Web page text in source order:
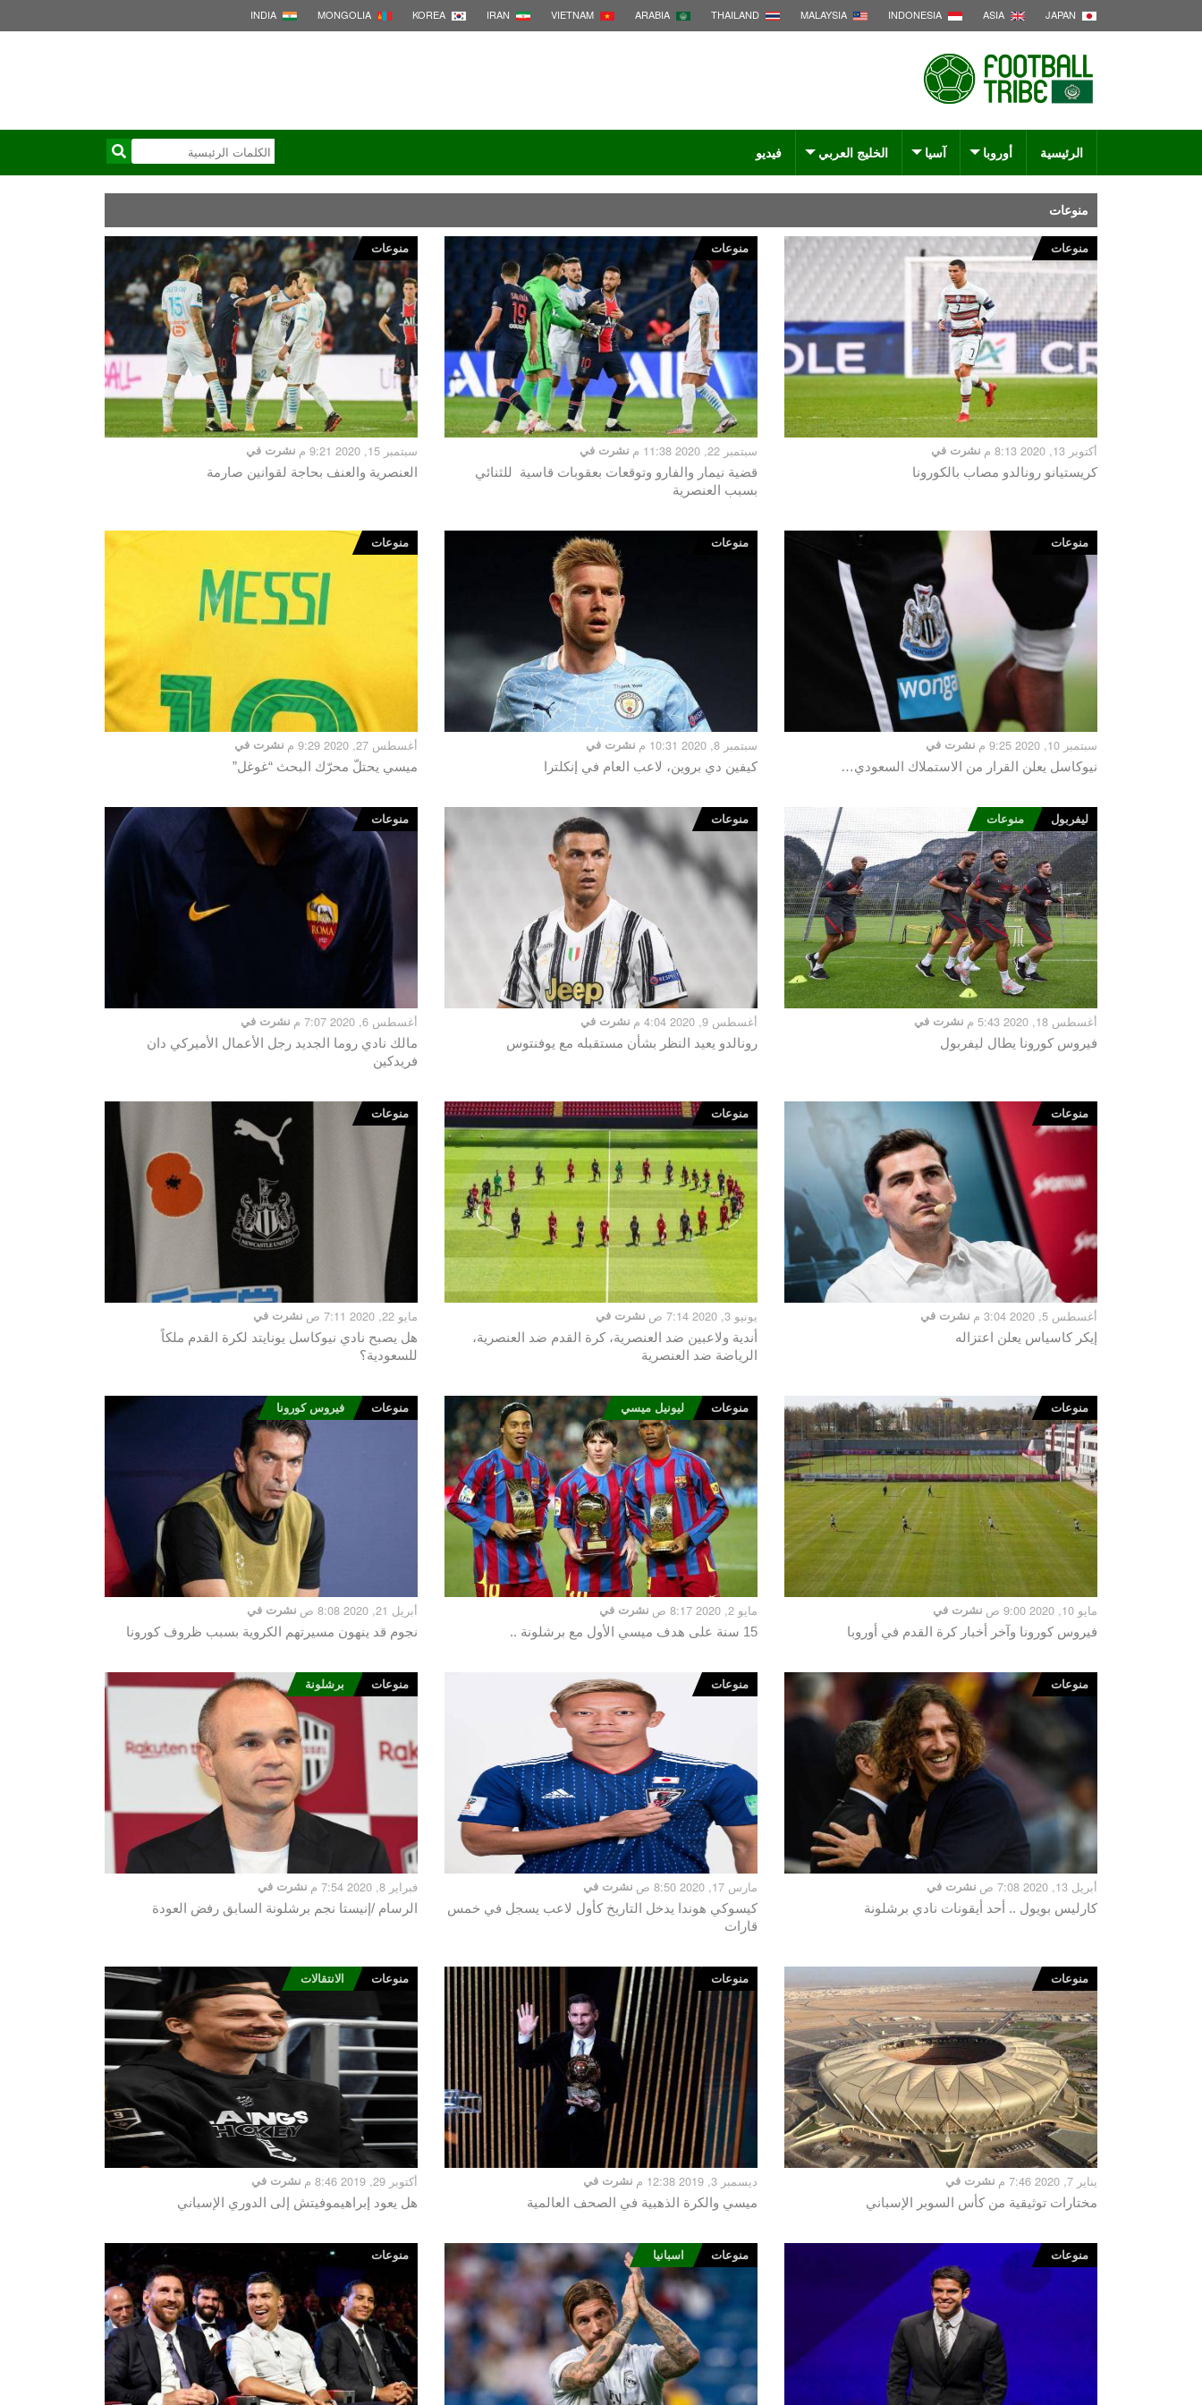
JAPAN
ASIA
INDONESIA
MALAYSIA
THAILAND
ARABIA
VIETNAM
IRAN
KOREA
MONGOLIA
INDIA
الرئيسية أوروبا آسيا الخليج العربي فيديو
منوعات
منوعات
نشرت في أكتوبر 13, 2020 8:13 م
كريستيانو رونالدو مصاب بالكورونا
منوعات
نشرت في سبتمبر 22, 2020 11:38 م
قضية نيمار والفارو وتوقعات بعقوبات قاسية للثنائي
بسبب العنصرية
منوعات
نشرت في سبتمبر 15, 2020 9:21 م
العنصرية والعنف بحاجة لقوانين صارمة
منوعات
نشرت في سبتمبر 10, 2020 9:25 م
نيوكاسل يعلن القرار من الاستملاك السعودي…
منوعات
نشرت في سبتمبر 8, 2020 10:31 م
كيفين دي بروين، لاعب العام في إنكلترا
منوعات
نشرت في أغسطس 27, 2020 9:29 م
ميسي يحتلّ محرّك البحث “غوغل”
ليفربول منوعات
نشرت في أغسطس 18, 2020 5:43 م
فيروس كورونا يطال ليفربول
منوعات
نشرت في أغسطس 9, 2020 4:04 م
رونالدو يعيد النظر بشأن مستقبله مع يوفنتوس
منوعات
نشرت في أغسطس 6, 2020 7:07 م
مالك نادي روما الجديد رجل الأعمال الأميركي دان
فريدكين
منوعات
نشرت في أغسطس 5, 2020 3:04 م
إيكر كاسياس يعلن اعتزاله
منوعات
نشرت في يونيو 3, 2020 7:14 ص
أندية ولاعبين ضد العنصرية، كرة القدم ضد العنصرية،
الرياضة ضد العنصرية
منوعات
نشرت في مايو 22, 2020 7:11 ص
هل يصبح نادي نيوكاسل يونايتد لكرة القدم ملكاً
للسعودية؟
منوعات
نشرت في مايو 10, 2020 9:00 ص
فيروس كورونا وآخر أخبار كرة القدم في أوروبا
منوعات ليونيل ميسي
نشرت في مايو 2, 2020 8:17 ص
15 سنة على هدف ميسي الأول مع برشلونة ..
منوعات فيروس كورونا
نشرت في أبريل 21, 2020 8:08 ص
نجوم قد ينهون مسيرتهم الكروية بسبب ظروف كورونا
منوعات
نشرت في أبريل 13, 2020 7:08 ص
كارليس بويول .. أحد أيقونات نادي برشلونة
منوعات
نشرت في مارس 17, 2020 8:50 ص
كيسوكي هوندا يدخل التاريخ كأول لاعب يسجل في خمس
قارات
منوعات برشلونة
نشرت في فبراير 8, 2020 7:54 م
الرسام /إنيستا نجم برشلونة السابق رفض العودة
منوعات
نشرت في يناير 7, 2020 7:46 م
مختارات توثيقية من كأس السوبر الإسباني
منوعات
نشرت في ديسمبر 3, 2019 12:38 م
ميسي والكرة الذهبية في الصحف العالمية
منوعات الانتقالات
نشرت في أكتوبر 29, 2019 8:46 م
هل يعود إبراهيموفيتش إلى الدوري الإسباني
منوعات منوعات اسبانيا منوعات